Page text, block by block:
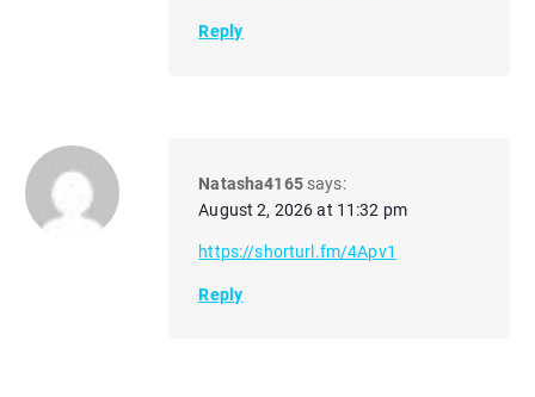
Reply
Natasha4165 says:
August 2, 2026 at 11:32 pm
https://shorturl.fm/4Apv1
Reply